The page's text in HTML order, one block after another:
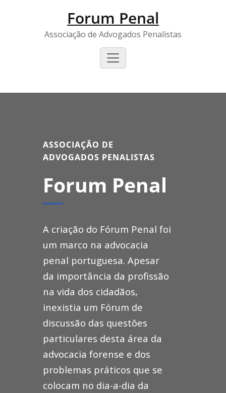
Forum Penal
Associação de Advogados Penalistas
ASSOCIAÇÃO DE
ADVOGADOS PENALISTAS
Forum Penal
A criação do Fórum Penal foi
um marco na advocacia
penal portuguesa. Apesar
da importância da profissão
na vida dos cidadãos,
inexistia um Fórum de
discussão das questões
particulares desta área da
advocacia forense e dos
problemas práticos que se
colocam no dia-a-dia da